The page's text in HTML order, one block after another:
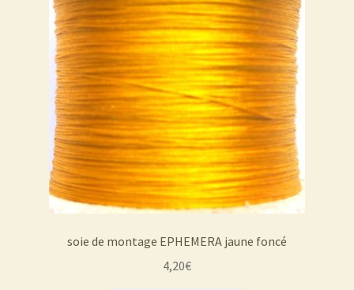
soie de montage EPHEMERA jaune foncé
4,20€